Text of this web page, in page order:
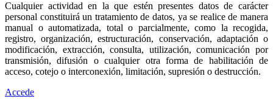
Cualquier actividad en la que estén presentes datos de carácter
personal constituirá un tratamiento de datos, ya se realice de manera
manual o automatizada, total o parcialmente, como la recogida,
registro, organización, estructuración, conservación, adaptación o
modificación, extracción, consulta, utilización, comunicación por
transmisión, difusión o cualquier otra forma de habilitación de
acceso, cotejo o interconexión, limitación, supresión o destrucción.
Accede